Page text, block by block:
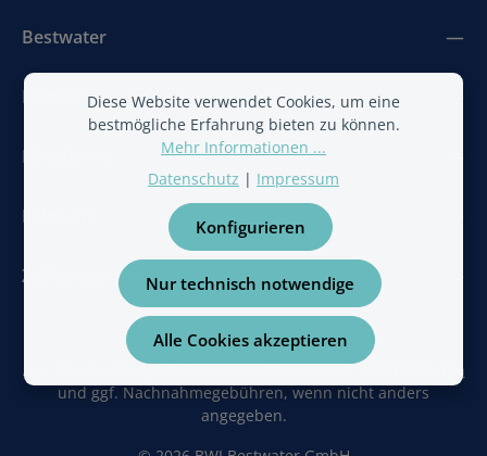
Bestwater
BestAir
Newsletter
Folge uns
Zahlungsarten
Alle Preise inkl. gesetzl. Mehrwertsteuer zzgl.Versandkosten
und ggf. Nachnahmegebühren, wenn nicht anders
angegeben.
Diese Website verwendet Cookies, um eine
bestmögliche Erfahrung bieten zu können.
Mehr Informationen ...
Datenschutz | Impressum
Nur technisch notwendige
Konfigurieren
Alle Cookies akzeptieren